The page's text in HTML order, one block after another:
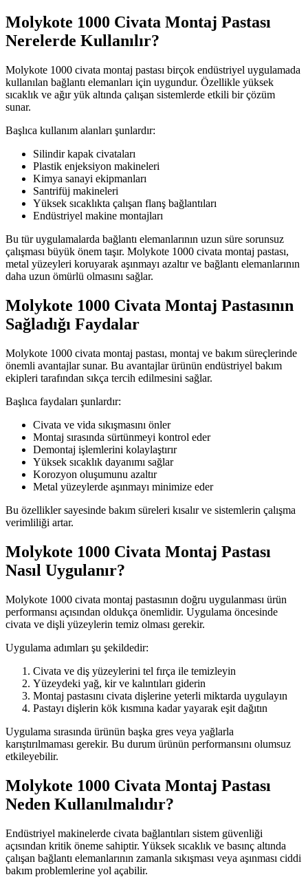
Molykote 1000 Civata Montaj Pastası
Nerelerde Kullanılır?
Molykote 1000 civata montaj pastası birçok endüstriyel uygulamada
kullanılan bağlantı elemanları için uygundur. Özellikle yüksek
sıcaklık ve ağır yük altında çalışan sistemlerde etkili bir çözüm
sunar.
Başlıca kullanım alanları şunlardır:
Silindir kapak civataları
Plastik enjeksiyon makineleri
Kimya sanayi ekipmanları
Santrifüj makineleri
Yüksek sıcaklıkta çalışan flanş bağlantıları
Endüstriyel makine montajları
Bu tür uygulamalarda bağlantı elemanlarının uzun süre sorunsuz
çalışması büyük önem taşır. Molykote 1000 civata montaj pastası,
metal yüzeyleri koruyarak aşınmayı azaltır ve bağlantı elemanlarının
daha uzun ömürlü olmasını sağlar.
Molykote 1000 Civata Montaj Pastasının
Sağladığı Faydalar
Molykote 1000 civata montaj pastası, montaj ve bakım süreçlerinde
önemli avantajlar sunar. Bu avantajlar ürünün endüstriyel bakım
ekipleri tarafından sıkça tercih edilmesini sağlar.
Başlıca faydaları şunlardır:
Civata ve vida sıkışmasını önler
Montaj sırasında sürtünmeyi kontrol eder
Demontaj işlemlerini kolaylaştırır
Yüksek sıcaklık dayanımı sağlar
Korozyon oluşumunu azaltır
Metal yüzeylerde aşınmayı minimize eder
Bu özellikler sayesinde bakım süreleri kısalır ve sistemlerin çalışma
verimliliği artar.
Molykote 1000 Civata Montaj Pastası
Nasıl Uygulanır?
Molykote 1000 civata montaj pastasının doğru uygulanması ürün
performansı açısından oldukça önemlidir. Uygulama öncesinde
civata ve dişli yüzeylerin temiz olması gerekir.
Uygulama adımları şu şekildedir:
Civata ve diş yüzeylerini tel fırça ile temizleyin
Yüzeydeki yağ, kir ve kalıntıları giderin
Montaj pastasını civata dişlerine yeterli miktarda uygulayın
Pastayı dişlerin kök kısmına kadar yayarak eşit dağıtın
Uygulama sırasında ürünün başka gres veya yağlarla
karıştırılmaması gerekir. Bu durum ürünün performansını olumsuz
etkileyebilir.
Molykote 1000 Civata Montaj Pastası
Neden Kullanılmalıdır?
Endüstriyel makinelerde civata bağlantıları sistem güvenliği
açısından kritik öneme sahiptir. Yüksek sıcaklık ve basınç altında
çalışan bağlantı elemanlarının zamanla sıkışması veya aşınması ciddi
bakım problemlerine yol açabilir.